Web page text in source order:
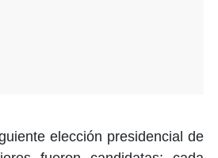
elección presidencial de